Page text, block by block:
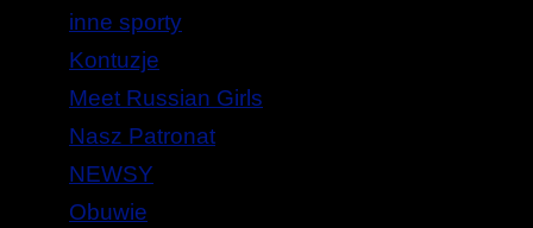
inne sporty
Kontuzje
Meet Russian Girls
Nasz Patronat
NEWSY
Obuwie